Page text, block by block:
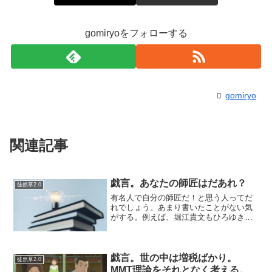
gomiryoをフォローする
gomiryo
関連記事
徒然草2.0 戯言。あなたの師匠はだあれ？
有名人で自分の師匠だ！と思う人ってだ
れでしょう。あまり書いたことがない気
がする。例えば、堀江貴文もひろゆきは
う精神的にもっとその人を...
徒然草2.0
戯言。世の中は増税ばかり。